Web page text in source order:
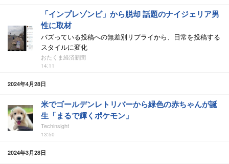
「インプレゾンビ」から脱却 話題のナイジェリア男
性に取材
バズっている投稿への無差別リプライから、日常を投稿する
スタイルに変化
おたくま経済新聞
14:11
2024年4月28日
米でゴールデンレトリバーから緑色の赤ちゃんが誕
生「まるで輝くポケモン」
Techinsight
13:50
2024年3月28日